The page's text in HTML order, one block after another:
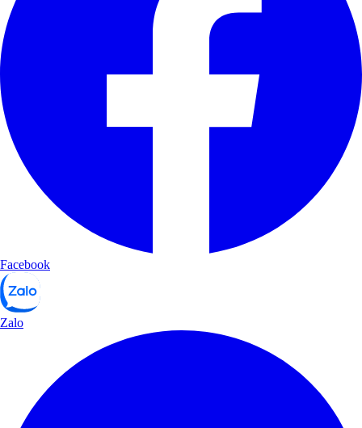
Facebook
Zalo